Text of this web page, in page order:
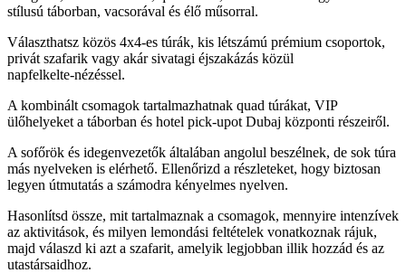
stílusú táborban, vacsorával és élő műsorral.
Választhatsz közös 4x4‑es túrák, kis létszámú prémium csoportok,
privát szafarik vagy akár sivatagi éjszakázás közül
napfelkelte‑nézéssel.
A kombinált csomagok tartalmazhatnak quad túrákat, VIP
ülőhelyeket a táborban és hotel pick‑upot Dubaj központi részeiről.
A sofőrök és idegenvezetők általában angolul beszélnek, de sok túra
más nyelveken is elérhető. Ellenőrizd a részleteket, hogy biztosan
legyen útmutatás a számodra kényelmes nyelven.
Hasonlítsd össze, mit tartalmaznak a csomagok, mennyire intenzívek
az aktivitások, és milyen lemondási feltételek vonatkoznak rájuk,
majd válaszd ki azt a szafarit, amelyik legjobban illik hozzád és az
utastársaidhoz.